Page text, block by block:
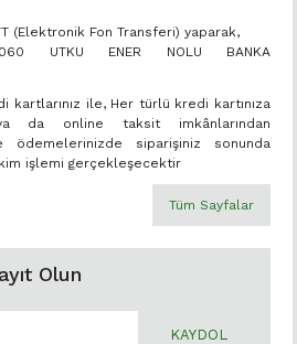
(Elektronik Fon Transferi) yaparak,
UTKU ENER NOLU BANKA
kartlarınız ile, Her türlü kredi kartınıza
da online taksit imkânlarından
ödemelerinizde siparişiniz sonunda
işlemi gerçekleşecektir
Tüm Sayfalar
Olun
KAYDOL